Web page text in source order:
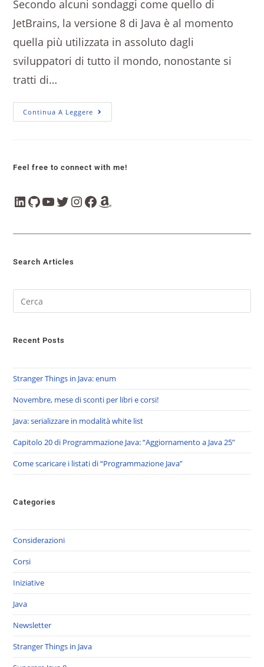
Secondo alcuni sondaggi come quello di
JetBrains, la versione 8 di Java è al momento
quella più utilizzata in assoluto dagli
sviluppatori di tutto il mondo, nonostante si
tratti di…
Continua A Leggere
Feel free to connect with me!
Search Articles
Recent Posts
Stranger Things in Java: enum
Novembre, mese di sconti per libri e corsi!
Java: serializzare in modalità white list
Capitolo 20 di Programmazione Java: “Aggiornamento a Java 25”
Come scaricare i listati di “Programmazione Java”
Categories
Considerazioni
Corsi
Iniziative
Java
Newsletter
Stranger Things in Java